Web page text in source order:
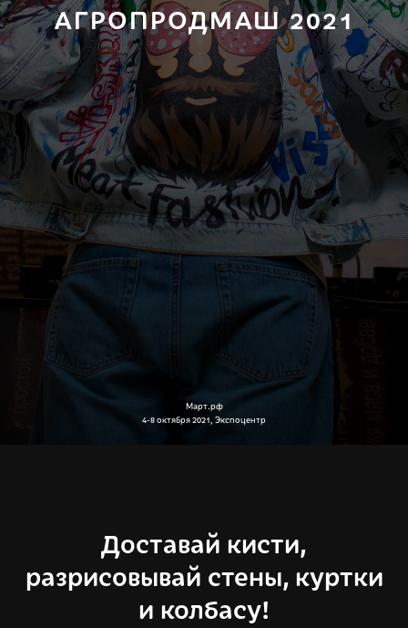
АГРОПРОДМАШ 2021
Март.рф
4-8 октября 2021, Экспоцентр
Доставай кисти,
разрисовывай стены, куртки
и колбасу!